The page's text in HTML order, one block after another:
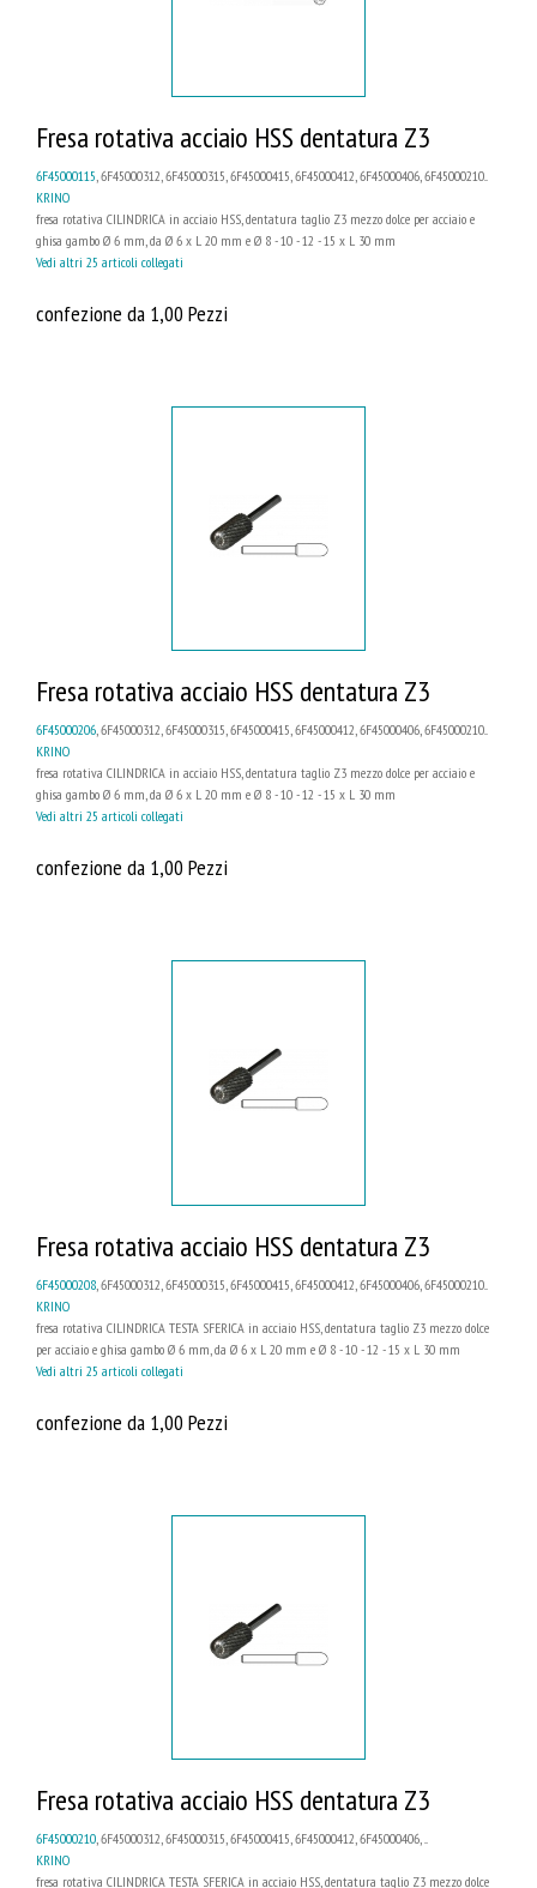
Fresa rotativa acciaio HSS dentatura Z3
6F45000115 , 6F45000312, 6F45000315, 6F45000415, 6F45000412, 6F45000406, 6F45000210...
KRINO
fresa rotativa CILINDRICA in acciaio HSS, dentatura taglio Z3 mezzo dolce per acciaio e
ghisa gambo Ø 6 mm, da Ø 6 x L 20 mm e Ø 8 - 10 - 12 - 15 x L 30 mm
Vedi altri 25 articoli collegati
confezione da 1,00 Pezzi
Fresa rotativa acciaio HSS dentatura Z3
6F45000206, 6F45000312, 6F45000315, 6F45000415, 6F45000412, 6F45000406, 6F45000210...
KRINO
fresa rotativa CILINDRICA in acciaio HSS, dentatura taglio Z3 mezzo dolce per acciaio e
ghisa gambo Ø 6 mm, da Ø 6 x L 20 mm e Ø 8 - 10 - 12 - 15 x L 30 mm
Vedi altri 25 articoli collegati
confezione da 1,00 Pezzi
Fresa rotativa acciaio HSS dentatura Z3
6F45000208 , 6F45000312, 6F45000315, 6F45000415, 6F45000412, 6F45000406, 6F45000210...
KRINO
fresa rotativa CILINDRICA TESTA SFERICA in acciaio HSS, dentatura taglio Z3 mezzo dolce
per acciaio e ghisa gambo Ø 6 mm, da Ø 6 x L 20 mm e Ø 8 - 10 - 12 - 15 x L 30 mm
Vedi altri 25 articoli collegati
confezione da 1,00 Pezzi
Fresa rotativa acciaio HSS dentatura Z3
6F45000210, 6F45000312, 6F45000315, 6F45000415, 6F45000412, 6F45000406, ...
KRINO
fresa rotativa CILINDRICA TESTA SFERICA in acciaio HSS, dentatura taglio Z3 mezzo dolce